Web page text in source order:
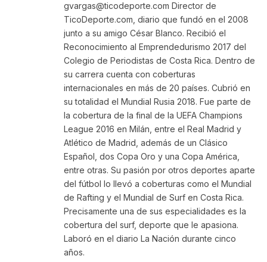
gvargas@ticodeporte.com Director de
TicoDeporte.com, diario que fundó en el 2008
junto a su amigo César Blanco. Recibió el
Reconocimiento al Emprendedurismo 2017 del
Colegio de Periodistas de Costa Rica. Dentro de
su carrera cuenta con coberturas
internacionales en más de 20 países. Cubrió en
su totalidad el Mundial Rusia 2018. Fue parte de
la cobertura de la final de la UEFA Champions
League 2016 en Milán, entre el Real Madrid y
Atlético de Madrid, además de un Clásico
Español, dos Copa Oro y una Copa América,
entre otras. Su pasión por otros deportes aparte
del fútbol lo llevó a coberturas como el Mundial
de Rafting y el Mundial de Surf en Costa Rica.
Precisamente una de sus especialidades es la
cobertura del surf, deporte que le apasiona.
Laboró en el diario La Nación durante cinco
años.